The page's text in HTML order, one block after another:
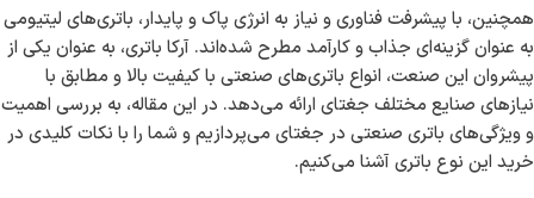
همچنین، با پیشرفت فناوری و نیاز به انرژی پاک و پایدار، باتری‌های لیتیومی
به عنوان گزینه‌ای جذاب و کارآمد مطرح شده‌اند. آرکا باتری، به عنوان یکی از
پیشروان این صنعت، انواع باتری‌های صنعتی با کیفیت بالا و مطابق با
نیازهای صنایع مختلف جغتای ارائه می‌دهد. در این مقاله، به بررسی اهمیت
و ویژگی‌های باتری صنعتی در جغتای می‌پردازیم و شما را با نکات کلیدی در
خرید این نوع باتری آشنا می‌کنیم.